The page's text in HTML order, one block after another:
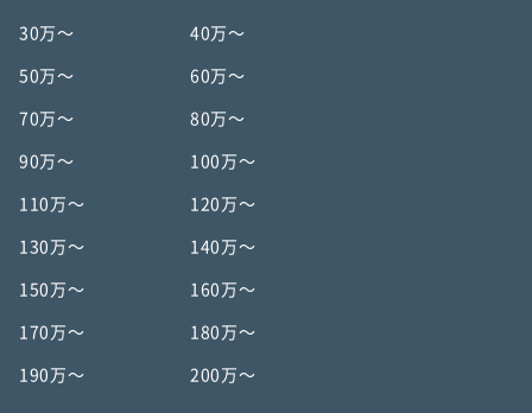
30万〜 40万〜
50万〜 60万〜
70万〜 80万〜
90万〜 100万〜
110万〜 120万〜
130万〜 140万〜
150万〜 160万〜
170万〜 180万〜
190万〜 200万〜